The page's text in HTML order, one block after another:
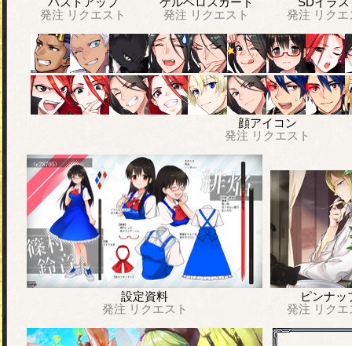
発注 リクエスト
発注 リクエスト
発注 リク
顔アイコン
発注 リクエスト
設定資料
発注 リクエスト
ピンナッ
発注 リク